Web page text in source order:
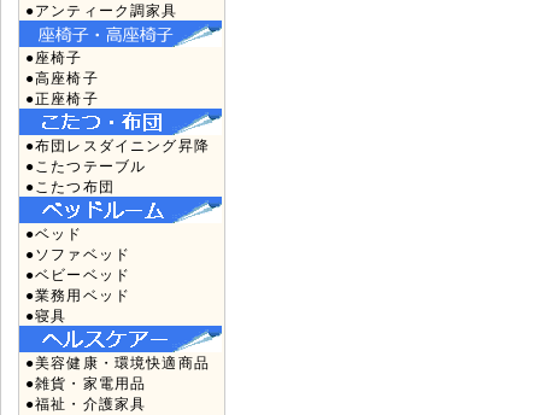
●アンティーク調家具
●座椅子
●高座椅子
●正座椅子
●布団レスダイニング昇降
●こたつテーブル
●こたつ布団
●ベッド
●ソファベッド
●ベビーベッド
●業務用ベッド
●寝具
●美容健康・環境快適商品
●雑貨・家電用品
●福祉・介護家具